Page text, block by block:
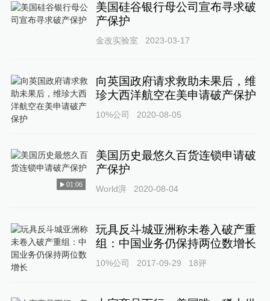
美国硅谷银行母公司宣布寻求破
产保护
金改实验室 2023-03-17
向英国政府请求救助未果后，维
珍大西洋航空在美申请破产保护
10%公司 2020-08-05
01:06
美国历史最悠久百货连锁申请破
产保护
World湃 2020-08-04
玩具反斗城亚洲称未卷入破产重
组：中国业务仍保持两位数增长
10%公司 2017-09-29 18评